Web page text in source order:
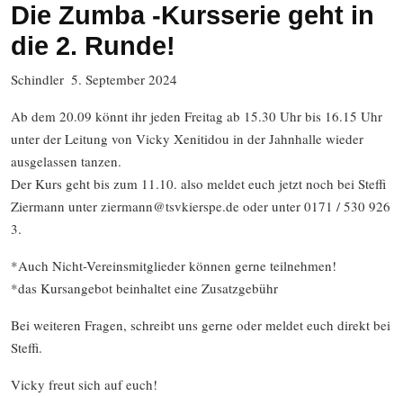
Die Zumba -Kursserie geht in
die 2. Runde!
Schindler 5. September 2024
Ab dem 20.09 könnt ihr jeden Freitag ab 15.30 Uhr bis 16.15 Uhr
unter der Leitung von Vicky Xenitidou in der Jahnhalle wieder
ausgelassen tanzen.
Der Kurs geht bis zum 11.10. also meldet euch jetzt noch bei Steffi
Ziermann unter ziermann@tsvkierspe.de oder unter 0171 / 530 926
3.
*Auch Nicht-Vereinsmitglieder können gerne teilnehmen!
*das Kursangebot beinhaltet eine Zusatzgebühr
Bei weiteren Fragen, schreibt uns gerne oder meldet euch direkt bei
Steffi.
Vicky freut sich auf euch!